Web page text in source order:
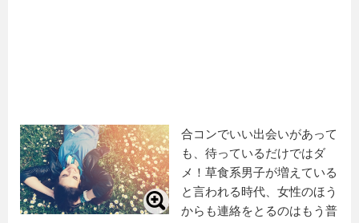
合コンでいい出会いがあって
も、待っているだけではダ
メ！草食系男子が増えている
と言われる時代、女性のほう
からも連絡をとるのはもう普